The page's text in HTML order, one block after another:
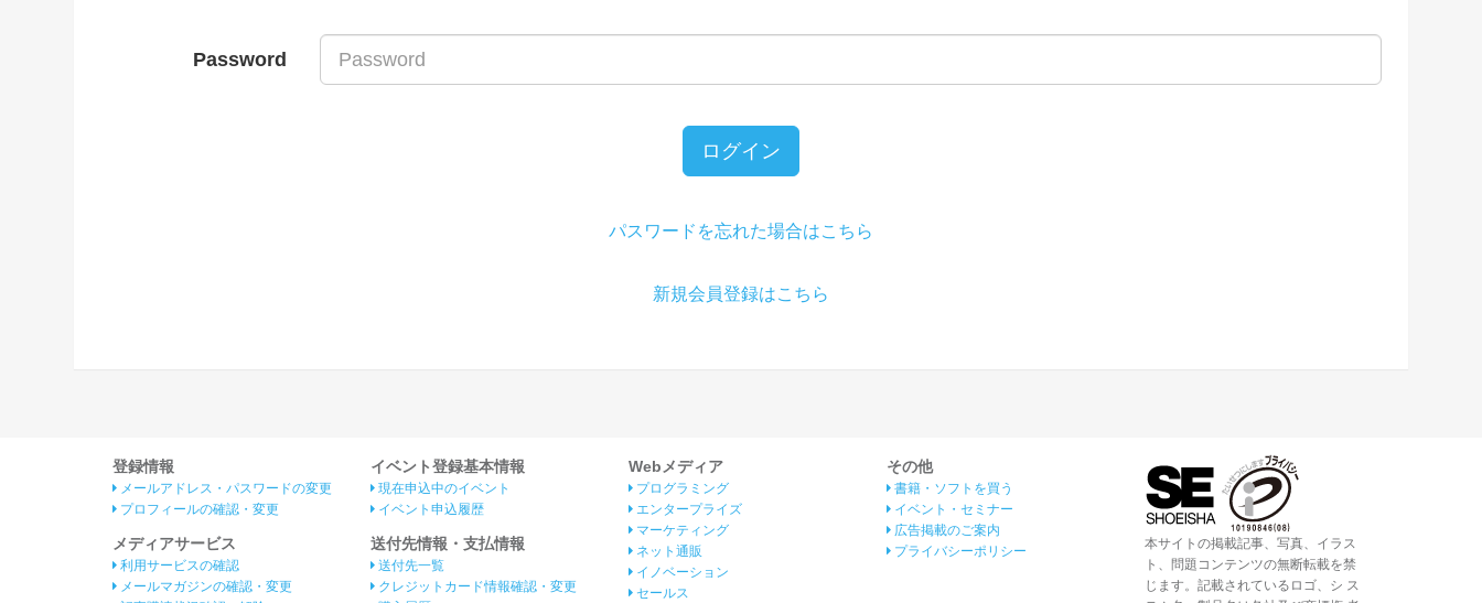
Password
ログイン
パスワードを忘れた場合はこちら
新規会員登録はこちら
登録情報
メールアドレス・パスワードの変更
プロフィールの確認・変更
メディアサービス
利用サービスの確認
メールマガジンの確認・変更
イベント登録基本情報
現在申込中のイベント
イベント申込履歴
送付先情報・支払情報
送付先一覧
クレジットカード情報確認・変更
Webメディア
プログラミング
エンタープライズ
マーケティング
ネット通販
イノベーション
セールス
その他
書籍・ソフトを買う
イベント・セミナー
広告掲載のご案内
プライバシーポリシー
本サイトの掲載記事、写真、イラス
ト、問題コンテンツの無断転載を禁
じます。記載されているロゴ、シ ス